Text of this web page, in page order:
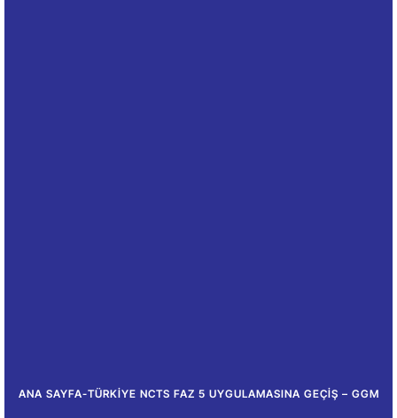
ANA SAYFA-TÜRKIYE NCTS FAZ 5 UYGULAMASINA GEÇIŞ – GGM